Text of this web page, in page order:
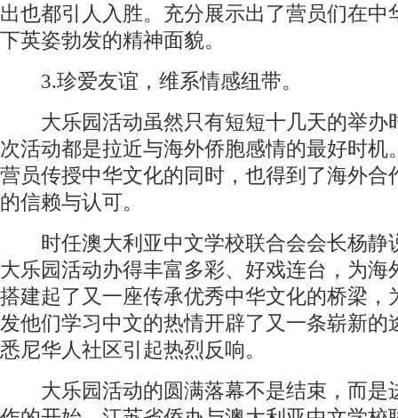
出也都引人入胜。充分展示出了营员们在中
下英姿勃发的精神面貌。
3.珍爱友谊，维系情感纽带。
大乐园活动虽然只有短短十几天的举办
次活动都是拉近与海外侨胞感情的最好时机
营员传授中华文化的同时，也得到了海外合
的信赖与认可。
时任澳大利亚中文学校联合会会长杨静
大乐园活动办得丰富多彩、好戏连台，为海
搭建起了又一座传承优秀中华文化的桥梁，
发他们学习中文的热情开辟了又一条崭新的
悉尼华人社区引起热烈反响。
大乐园活动的圆满落幕不是结束，而是